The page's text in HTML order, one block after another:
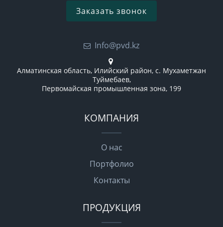
Заказать звонок
Info@pvd.kz
Алматинская область, Илийский район, с. Мухаметжан
Туймебаев,
Первомайская промышленная зона, 199
КОМПАНИЯ
О нас
Портфолио
Контакты
ПРОДУКЦИЯ